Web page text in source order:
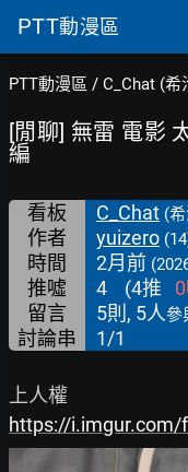
PTT動漫區
PTT動漫區 / C_Chat (希
[閒聊] 無雷 電影
編
看板 C_Chat (
作者 yuizero
時間 2月前
推噓 4 (4推 0
留言
5則, 5人參
討論串 1/1
https://i.imgur.com/